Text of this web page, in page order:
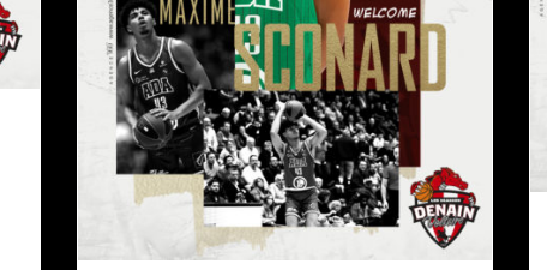
BIENVENUE MAXIME !
actualités pro b